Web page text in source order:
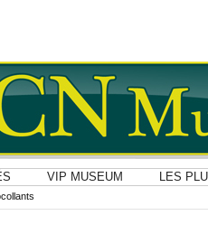
VIP MUSEUM LES